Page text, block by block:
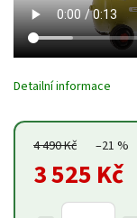
4 490 Kč –21 %
3 525 Kč
Detailní informace